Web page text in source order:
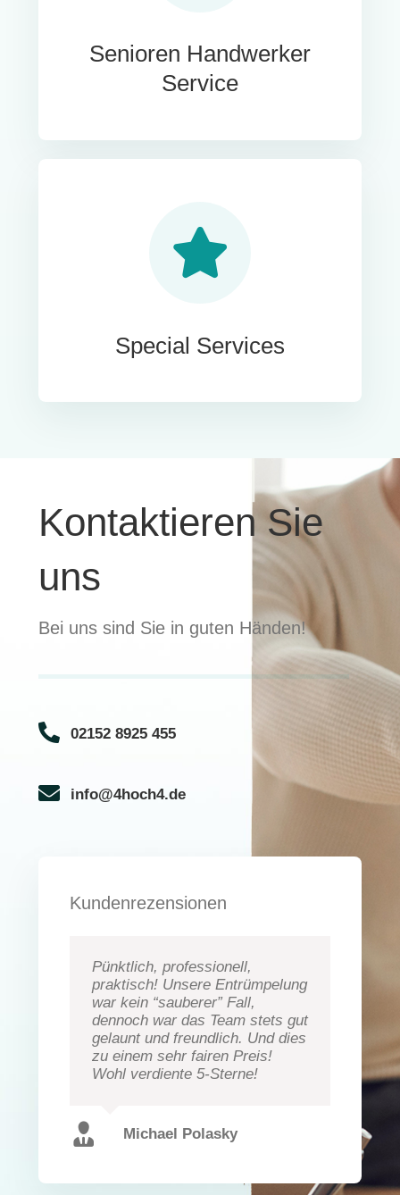
Senioren Handwerker
Service
Special Services
Kontaktieren Sie
uns
Bei uns sind Sie in guten Händen!
02152 8925 455
info@4hoch4.de
Kundenrezensionen
Pünktlich, professionell,
praktisch! Unsere Entrümpelung
war kein “sauberer” Fall,
dennoch war das Team stets gut
gelaunt und freundlich. Und dies
zu einem sehr fairen Preis!
Wohl verdiente 5-Sterne!
Michael Polasky